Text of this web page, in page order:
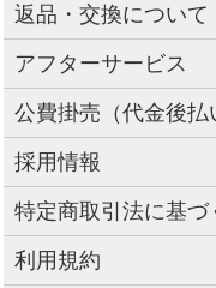
返品・交換について
アフターサービス
公費掛売（代金後払
採用情報
特定商取引法に基づ
利用規約